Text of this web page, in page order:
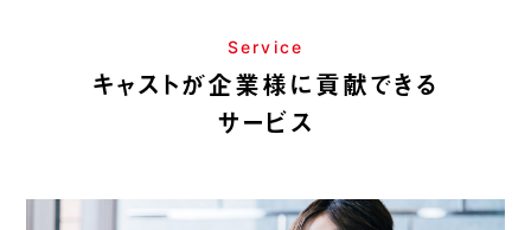
Service
キャストが企業様に貢献できる
サービス